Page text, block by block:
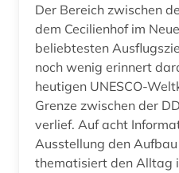
besucherführung (1)
betriebsführung (1)
bevölkerung (1)
bezugsmaterial (1)
Moldawien (3)
Montenegro (2)
Niederlande (3)
Nordamerika (3)
Der Bereich zwischen
dem Cecilienhof im
beliebtesten
noch wenig erinnert
heutigen UNESCO-
Grenze zwischen der
verlief. Auf acht
Ausstellung den
thematisiert den Alltag